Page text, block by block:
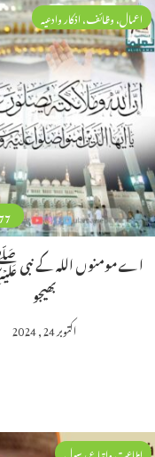
177
اعمال، وظائف، اذکار وادعیہ
اے مومنوں اللہ کے
بھیجو
اکتوبر 24, 2024